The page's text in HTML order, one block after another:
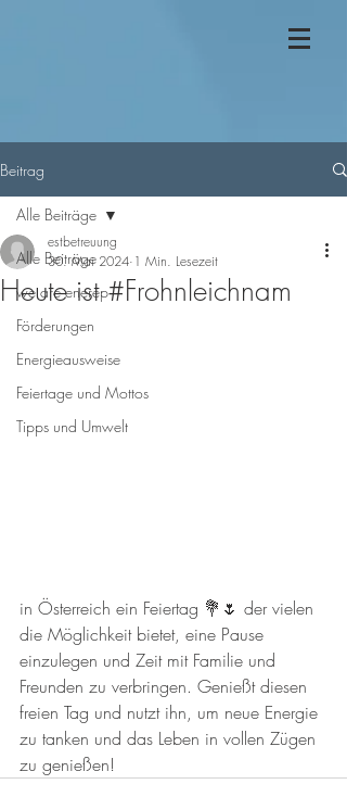
Beitrag
Alle Beiträge
we are enerep
Förderungen
Energieausweise
Feiertage und Mottos
Tipps und Umwelt
Alle Beiträge
Heute ist #Frohnleichnam
estbetreuung
30. Mai 2024 1 Min. Lesezeit
in Österreich ein Feiertag 💐🌷 der vielen
die Möglichkeit bietet, eine Pause
einzulegen und Zeit mit Familie und
Freunden zu verbringen. Genießt diesen
freien Tag und nutzt ihn, um neue Energie
zu tanken und das Leben in vollen Zügen
zu genießen!